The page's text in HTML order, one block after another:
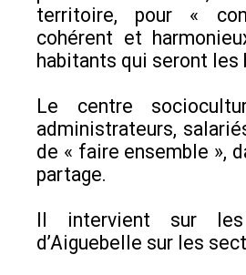
territoire, pour «
cohérent et
habitants qui seront les
Le centre
administrateurs,
de « faire ensemble »,
partage.
Il intervient sur
d’Aiguebelle sur les